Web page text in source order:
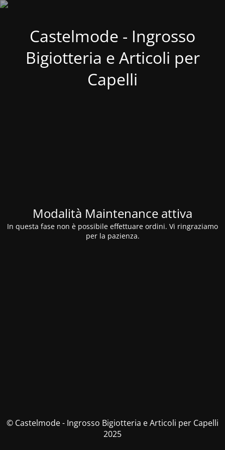
Castelmode - Ingrosso
Bigiotteria e Articoli per
Capelli
Modalità Maintenance attiva
In questa fase non è possibile effettuare ordini. Vi ringraziamo
per la pazienza.
© Castelmode - Ingrosso Bigiotteria e Articoli per Capelli
2025